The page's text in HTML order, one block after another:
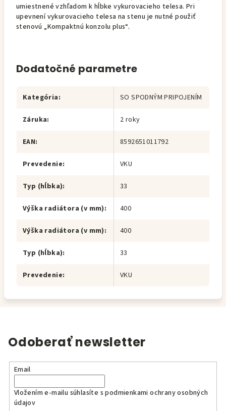
umiestnené vzhľadom k hĺbke vykurovacieho telesa. Pri
upevnení vykurovacieho telesa na stenu je nutné použiť
stenovú „Kompaktnú konzolu plus“.
Dodatočné parametre
Kategória: SO SPODNÝM PRIPOJENÍM
Záruka: 2 roky
EAN: 8592651011792
Prevedenie: VKU
Typ (hĺbka): 33
Výška radiátora (v mm): 400
Výška radiátora (v mm): 400
Typ (hĺbka): 33
Prevedenie: VKU
Odoberať newsletter
Email
Vložením e-mailu súhlasíte spodmienkami ochrany osobných
údajov